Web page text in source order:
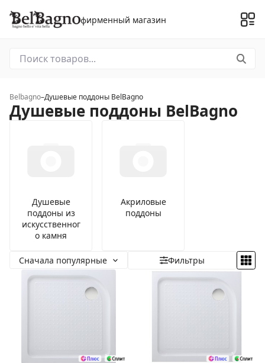
фирменный магазин
Belbagno–Душевые поддоны BelBagno
Душевые поддоны BelBagno
Душевые
поддоны из
искусственног
о камня
Акриловые
поддоны
Сначала популярные Фильтры